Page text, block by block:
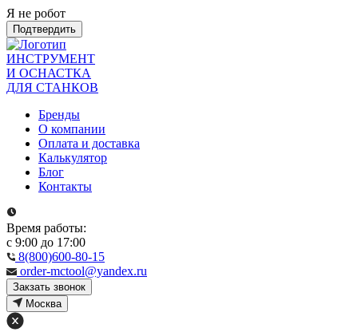
Я не робот
Подтвердить
ИНСТРУМЕНТ
И ОСНАСТКА
ДЛЯ СТАНКОВ
Бренды
О компании
Оплата и доставка
Калькулятор
Блог
Контакты
Время работы:
с 9:00 до 17:00
8(800)600-80-15
order-mctool@yandex.ru
Закзать звонок
Москва